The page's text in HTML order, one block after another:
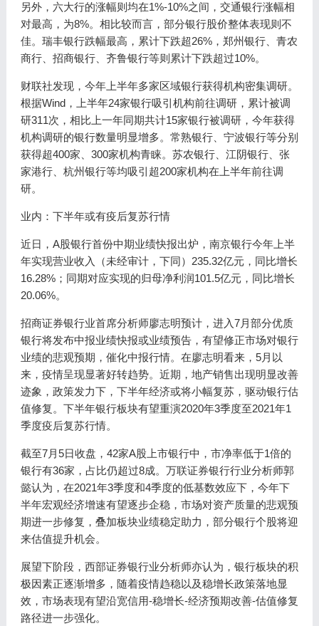
另外，六大行的涨幅则均在1%-10%之间，交通银行涨幅相
对最高，为8%。相比较而言，部分银行股价整体表现则不
佳。瑞丰银行跌幅最高，累计下跌超26%，郑州银行、青农
商行、招商银行、齐鲁银行等则累计下跌超过10%。
财联社发现，今年上半年多家区域银行获得机构密集调研。
根据Wind，上半年24家银行吸引机构前往调研，累计被调
研311次，相比上一年同期共计15家银行被调研，今年获得
机构调研的银行数量明显增多。常熟银行、宁波银行等分别
获得超400家、300家机构青睐。苏农银行、江阴银行、张
家港行、杭州银行等均吸引超200家机构在上半年前往调
研。
业内：下半年或有疫后复苏行情
近日，A股银行首份中期业绩快报出炉，南京银行今年上半
年实现营业收入（未经审计，下同）235.32亿元，同比增长
16.28%；同期对应实现的归母净利润101.5亿元，同比增长
20.06%。
招商证券银行业首席分析师廖志明预计，进入7月部分优质
银行将发布中报业绩快报或业绩预告，有望修正市场对银行
业绩的悲观预期，催化中报行情。在廖志明看来，5月以
来，疫情呈现显著好转趋势。近期，地产销售出现明显改善
迹象，政策发力下，下半年经济或将小幅复苏，驱动银行估
值修复。下半年银行板块有望重演2020年3季度至2021年1
季度疫后复苏行情。
截至7月5日收盘，42家A股上市银行中，市净率低于1倍的
银行有36家，占比仍超过8成。万联证券银行行业分析师郭
懿认为，在2021年3季度和4季度的低基数效应下，今年下
半年宏观经济增速有望逐步企稳，市场对资产质量的悲观预
期进一步修复，叠加板块业绩稳定助力，部分银行个股将迎
来估值提升机会。
展望下阶段，西部证券银行业分析师亦认为，银行板块的积
极因素正逐渐增多，随着疫情趋稳以及稳增长政策落地显
效，市场表现有望沿宽信用-稳增长-经济预期改善-估值修复
路径进一步强化。